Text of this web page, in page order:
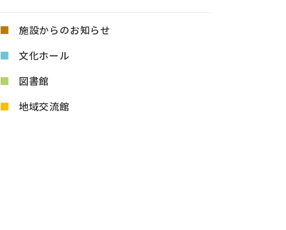
施設からのお知らせ
文化ホール
図書館
地域交流館